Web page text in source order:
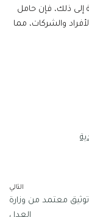
إلى ذلك، فإن حامل
والشركات، مما
التالي
معتمد من وزارة